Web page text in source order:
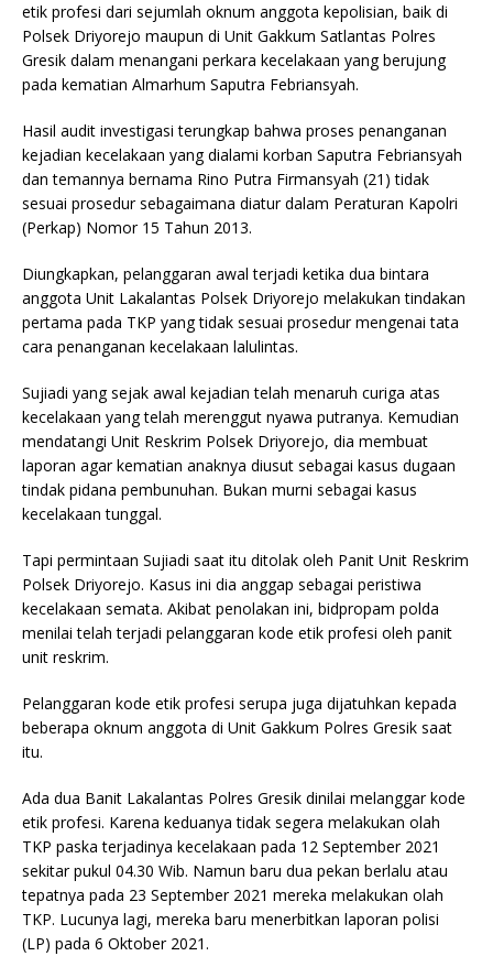
etik profesi dari sejumlah oknum anggota kepolisian, baik di
Polsek Driyorejo maupun di Unit Gakkum Satlantas Polres
Gresik dalam menangani perkara kecelakaan yang berujung
pada kematian Almarhum Saputra Febriansyah.
Hasil audit investigasi terungkap bahwa proses penanganan
kejadian kecelakaan yang dialami korban Saputra Febriansyah
dan temannya bernama Rino Putra Firmansyah (21) tidak
sesuai prosedur sebagaimana diatur dalam Peraturan Kapolri
(Perkap) Nomor 15 Tahun 2013.
Diungkapkan, pelanggaran awal terjadi ketika dua bintara
anggota Unit Lakalantas Polsek Driyorejo melakukan tindakan
pertama pada TKP yang tidak sesuai prosedur mengenai tata
cara penanganan kecelakaan lalulintas.
Sujiadi yang sejak awal kejadian telah menaruh curiga atas
kecelakaan yang telah merenggut nyawa putranya. Kemudian
mendatangi Unit Reskrim Polsek Driyorejo, dia membuat
laporan agar kematian anaknya diusut sebagai kasus dugaan
tindak pidana pembunuhan. Bukan murni sebagai kasus
kecelakaan tunggal.
Tapi permintaan Sujiadi saat itu ditolak oleh Panit Unit Reskrim
Polsek Driyorejo. Kasus ini dia anggap sebagai peristiwa
kecelakaan semata. Akibat penolakan ini, bidpropam polda
menilai telah terjadi pelanggaran kode etik profesi oleh panit
unit reskrim.
Pelanggaran kode etik profesi serupa juga dijatuhkan kepada
beberapa oknum anggota di Unit Gakkum Polres Gresik saat
itu.
Ada dua Banit Lakalantas Polres Gresik dinilai melanggar kode
etik profesi. Karena keduanya tidak segera melakukan olah
TKP paska terjadinya kecelakaan pada 12 September 2021
sekitar pukul 04.30 Wib. Namun baru dua pekan berlalu atau
tepatnya pada 23 September 2021 mereka melakukan olah
TKP. Lucunya lagi, mereka baru menerbitkan laporan polisi
(LP) pada 6 Oktober 2021.